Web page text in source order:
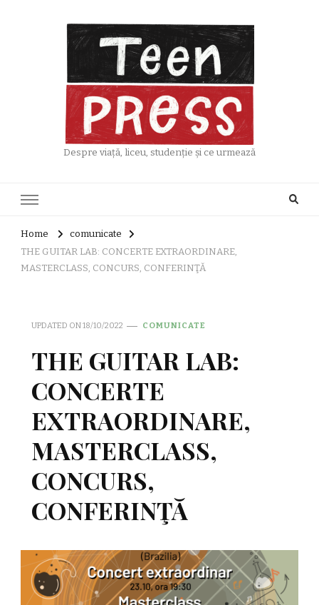
Despre viață, liceu, studenție și ce urmează
Home
comunicate
THE GUITAR LAB: CONCERTE EXTRAORDINARE,
MASTERCLASS, CONCURS, CONFERINŢĂ
UPDATED ON18/10/2022 COMUNICATE
THE GUITAR LAB:
CONCERTE
EXTRAORDINARE,
MASTERCLASS,
CONCURS,
CONFERINŢĂ